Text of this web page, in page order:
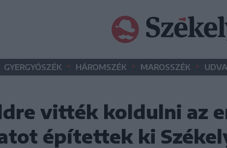
GYERGYÓSZÉK • HÁROMSZÉK • MAROSSZÉK •
vitték koldulni az
építettek ki